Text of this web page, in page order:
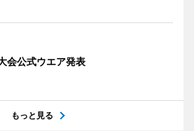
会公式ウエア発表
もっと見る